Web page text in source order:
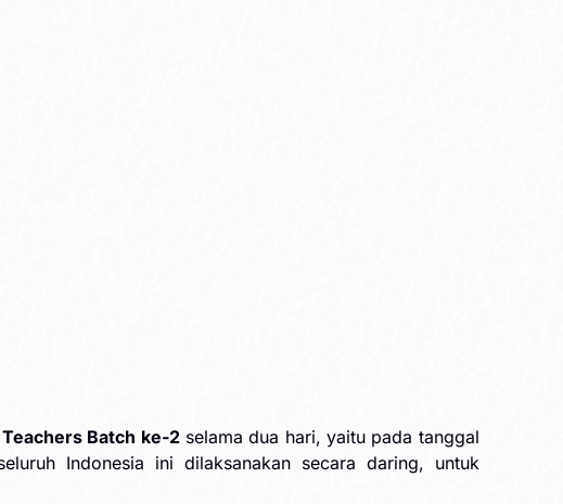
Batch ke-2selama dua hari, yaitu pada tanggal
Indonesia ini dilaksanakan secara daring, untuk